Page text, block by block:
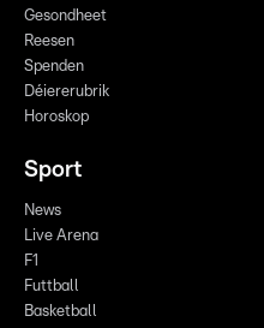
Gesondheet
Reesen
Spenden
Déiererubrik
Horoskop
Sport
News
Live Arena
F1
Futtball
Basketball